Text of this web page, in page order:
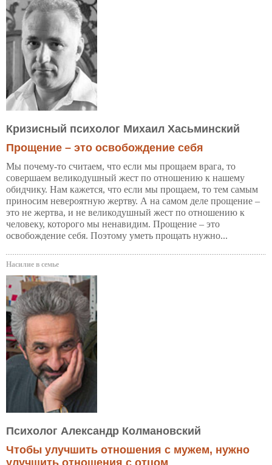
Кризисный психолог Михаил Хасьминский
Прощение – это освобождение себя
Мы почему-то считаем, что если мы прощаем врага, то
совершаем великодушный жест по отношению к нашему
обидчику. Нам кажется, что если мы прощаем, то тем самым
приносим невероятную жертву. А на самом деле прощение –
это не жертва, и не великодушный жест по отношению к
человеку, которого мы ненавидим. Прощение – это
освобождение себя. Поэтому уметь прощать нужно...
Насилие в семье
Психолог Александр Колмановский
Чтобы улучшить отношения с мужем, нужно
улучшить отношения с отцом